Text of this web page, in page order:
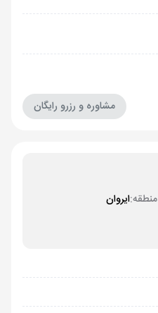
مشاوره و رزرو رایگان
منطقه:ایروان